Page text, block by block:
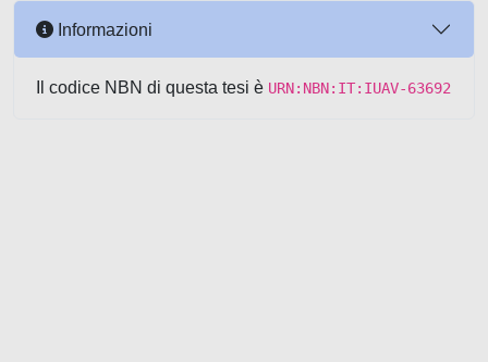
Informazioni
Il codice NBN di questa tesi è URN:NBN:IT:IUAV-63692